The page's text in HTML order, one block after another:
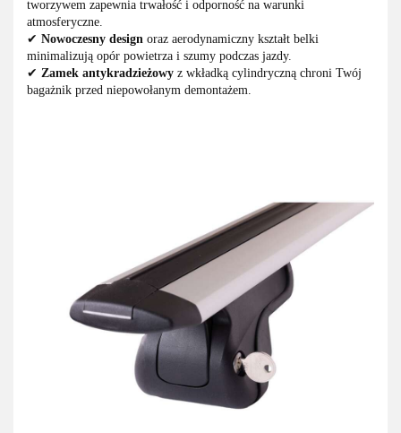
tworzywem zapewnia trwałość i odporność na warunki
atmosferyczne.
✔ Nowoczesny design oraz aerodynamiczny kształt belki
minimalizują opór powietrza i szumy podczas jazdy.
✔ Zamek antykradzieżowy z wkładką cylindryczną chroni Twój
bagażnik przed niepowołanym demontażem.